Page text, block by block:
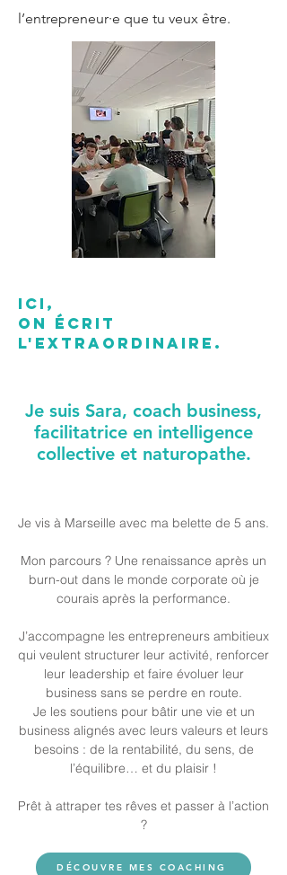
l’entrepreneur·e que tu veux être.
ICI,
ON ÉCRIT
L'EXTRAORDINAIRE.
Je suis Sara, coach business,
facilitatrice en intelligence
collective et naturopathe.
Je vis à Marseille avec ma belette de 5 ans.
Mon parcours ? Une renaissance après un
burn-out dans le monde corporate où je
courais après la performance.
J’accompagne les entrepreneurs ambitieux
qui veulent structurer leur activité, renforcer
leur leadership et faire évoluer leur
business sans se perdre en route.
Je les soutiens pour bâtir une vie et un
business alignés avec leurs valeurs et leurs
besoins : de la rentabilité, du sens, de
l’équilibre… et du plaisir !
Prêt à attraper tes rêves et passer à l’action
?
DÉCOUVRE MES COACHING